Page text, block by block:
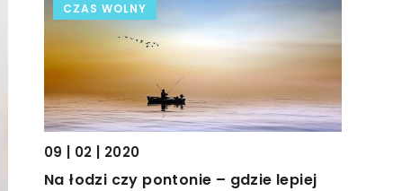
CZAS WOLNY
09 | 02 | 2020
Na łodzi czy pontonie – gdzie lepiej